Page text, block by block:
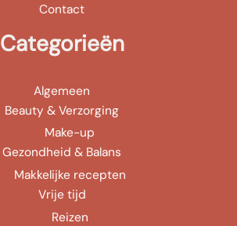
Contact
Categorieën
Algemeen
Beauty & Verzorging
Make-up
Gezondheid & Balans
Makkelijke recepten
Vrije tijd
Reizen